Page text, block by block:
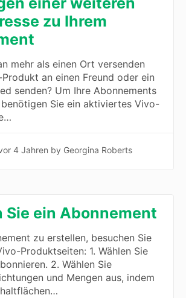
zu Ihrem
mehr als einen Ort versenden
an einen Freund oder ein
senden? Um Ihre Abonnements
Sie ein aktiviertes Vivo-
4 Jahren by Georgina Roberts
Sie ein Abonnement
zu erstellen, besuchen Sie
Produktseiten: 1. Wählen Sie
2. Wählen Sie
und Mengen aus, indem